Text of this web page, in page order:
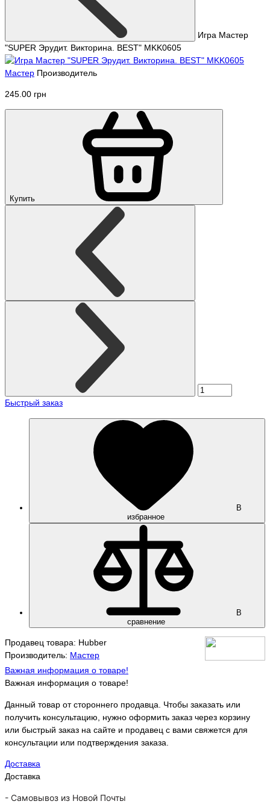
Игра Мастер
"SUPER Эрудит. Викторина. BEST" MKK0605
Мастер Производитель
245.00 грн
Купить
Быстрый заказ
В
избранное
В
сравнение
Продавец товара: Hubber
Производитель: Мастер
Важная информация о товаре!
Важная информация о товаре!
Данный товар от стороннего продавца. Чтобы заказать или
получить консультацию, нужно оформить заказ через корзину
или быстрый заказ на сайте и продавец с вами свяжется для
консультации или подтверждения заказа.
Доставка
Доставка
- Самовывоз из Новой Почты